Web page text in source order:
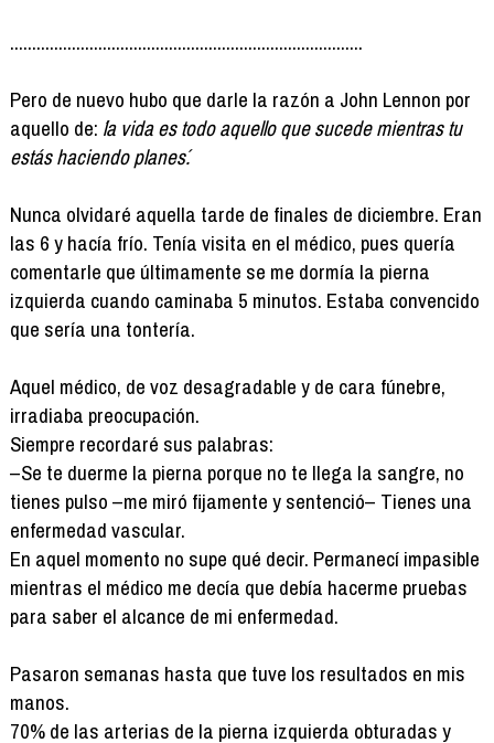
................................................................................
Pero de nuevo hubo que darle la razón a John Lennon por
aquello de: ´la vida es todo aquello que sucede mientras tu
estás haciendo planes´.
Nunca olvidaré aquella tarde de finales de diciembre. Eran
las 6 y hacía frío. Tenía visita en el médico, pues quería
comentarle que últimamente se me dormía la pierna
izquierda cuando caminaba 5 minutos. Estaba convencido
que sería una tontería.
Aquel médico, de voz desagradable y de cara fúnebre,
irradiaba preocupación.
Siempre recordaré sus palabras:
–Se te duerme la pierna porque no te llega la sangre, no
tienes pulso –me miró fijamente y sentenció– Tienes una
enfermedad vascular.
En aquel momento no supe qué decir. Permanecí impasible
mientras el médico me decía que debía hacerme pruebas
para saber el alcance de mi enfermedad.
Pasaron semanas hasta que tuve los resultados en mis
manos.
70% de las arterias de la pierna izquierda obturadas y